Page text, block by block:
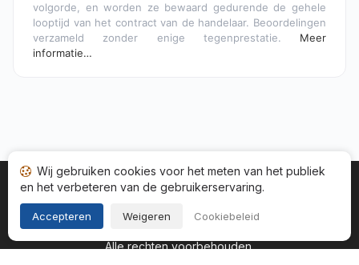
volgorde, en worden ze bewaard gedurende de gehele
looptijd van het contract van de handelaar. Beoordelingen
verzameld zonder enige tegenprestatie. Meer
informatie…
Startpagina Status adviezen
Categorieën
Algemene
Copyright © 2026
Alle rechten voorbehouden.
Wij gebruiken cookies voor het meten van het publiek
en het verbeteren van de gebruikerservaring.
Accepteren Weigeren Cookiebeleid